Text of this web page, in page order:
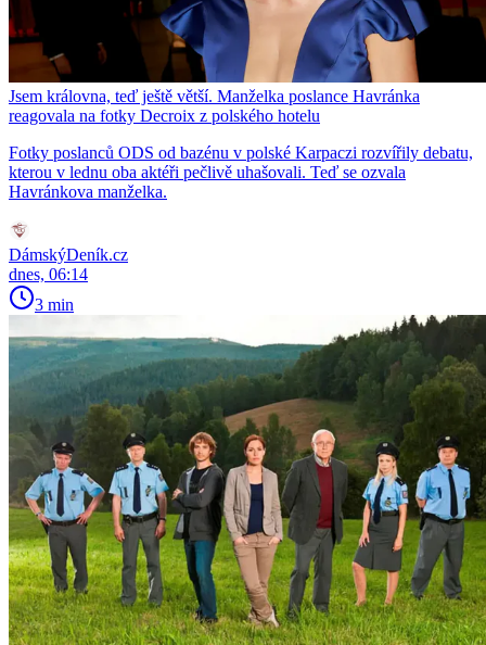
Jsem královna, teď ještě větší. Manželka poslance Havránka
reagovala na fotky Decroix z polského hotelu
Fotky poslanců ODS od bazénu v polské Karpaczi rozvířily debatu,
kterou v lednu oba aktéři pečlivě uhašovali. Teď se ozvala
Havránkova manželka.
DámskýDeník.cz
dnes, 06:14
3 min